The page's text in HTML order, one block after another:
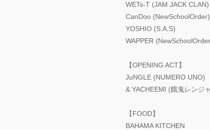
WETs-T (JAM JACK CLAN)
CanDoo (NewSchoolOrder)
YOSHIO (S.A.S)
WAPPER
【OPENING ACT】
JuNGLE (NUMERO UNO)
& YACHEEMI (餓鬼レンジ
【FOOD】
BAHAMA KITCHEN